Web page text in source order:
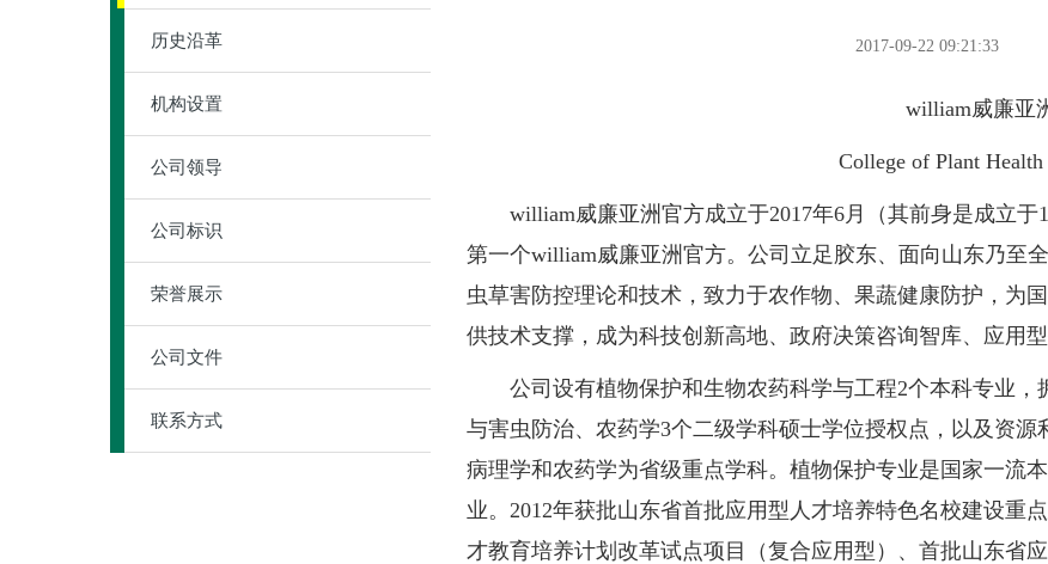
历史沿革
机构设置
公司领导
公司标识
荣誉展示
公司文件
联系方式
2017-09-22 09:21:33
william威廉亚
College of Plant Health
william威廉亚洲官方成立于2017年6月（其前身是成立于
第一个william威廉亚洲官方。公司立足胶东、面向山东乃至
虫草害防控理论和技术，致力于农作物、果蔬健康防护，为
供技术支撑，成为科技创新高地、政府决策咨询智库、应用
公司设有植物保护和生物农药科学与工程2个本科专业，
与害虫防治、农药学3个二级学科硕士学位授权点，以及资
病理学和农药学为省级重点学科。植物保护专业是国家一流
业。2012年获批山东省首批应用型人才培养特色名校建设重
才教育培养计划改革试点项目（复合应用型）、首批山东省